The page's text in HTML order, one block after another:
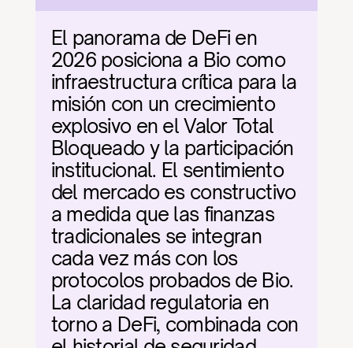
El panorama de DeFi en
2026 posiciona a Bio como
infraestructura crítica para la
misión con un crecimiento
explosivo en el Valor Total
Bloqueado y la participación
institucional. El sentimiento
del mercado es constructivo
a medida que las finanzas
tradicionales se integran
cada vez más con los
protocolos probados de Bio.
La claridad regulatoria en
torno a DeFi, combinada con